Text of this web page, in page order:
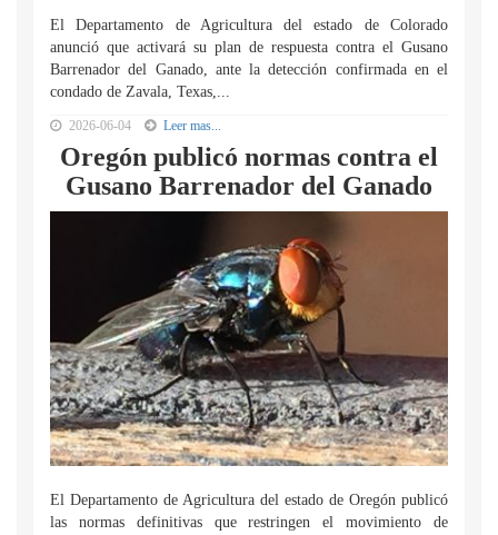
El Departamento de Agricultura del estado de Colorado
anunció que activará su plan de respuesta contra el Gusano
Barrenador del Ganado, ante la detección confirmada en el
condado de Zavala, Texas,...
2026-06-04 Leer mas...
Oregón publicó normas contra el
Gusano Barrenador del Ganado
El Departamento de Agricultura del estado de Oregón publicó
las normas definitivas que restringen el movimiento de